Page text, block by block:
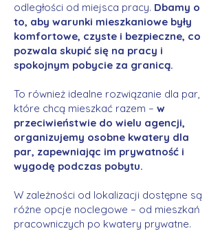
odległości od miejsca pracy. Dbamy o
to, aby warunki mieszkaniowe były
komfortowe, czyste i bezpieczne, co
pozwala skupić się na pracy i
spokojnym pobycie za granicą.
To również idealne rozwiązanie dla par,
które chcą mieszkać razem – w
przeciwieństwie do wielu agencji,
organizujemy osobne kwatery dla
par, zapewniając im prywatność i
wygodę podczas pobytu.
W zależności od lokalizacji dostępne są
różne opcje noclegowe – od mieszkań
pracowniczych po kwatery prywatne.